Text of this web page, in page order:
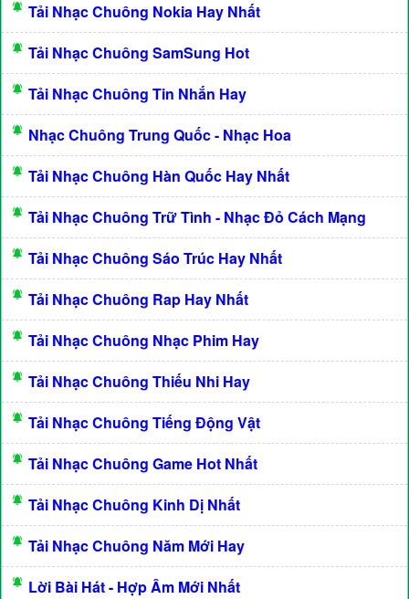
Tải Nhạc Chuông Nokia Hay Nhất
Tải Nhạc Chuông SamSung Hot
Tải Nhạc Chuông Tin Nhắn Hay
Nhạc Chuông Trung Quốc - Nhạc Hoa
Tải Nhạc Chuông Hàn Quốc Hay Nhất
Tải Nhạc Chuông Trữ Tình - Nhạc Đỏ Cách Mạng
Tải Nhạc Chuông Sáo Trúc Hay Nhất
Tải Nhạc Chuông Rap Hay Nhất
Tải Nhạc Chuông Nhạc Phim Hay
Tải Nhạc Chuông Thiếu Nhi Hay
Tải Nhạc Chuông Tiếng Động Vật
Tải Nhạc Chuông Game Hot Nhất
Tải Nhạc Chuông Kinh Dị Nhất
Tải Nhạc Chuông Năm Mới Hay
Lời Bài Hát - Hợp Âm Mới Nhất